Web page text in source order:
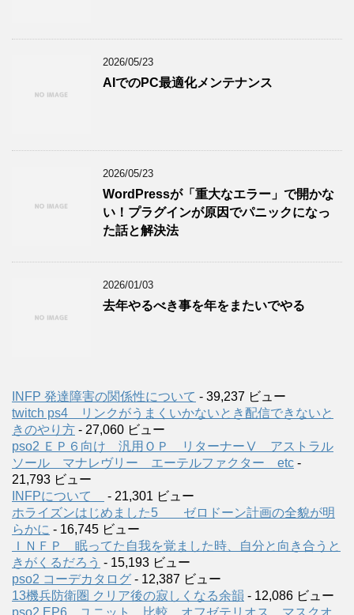
2026/05/23
AIでのPC最適化メンテナンス
2026/05/23
WordPressが「重大なエラー」で開かな
い！プラグインが原因でパニックになっ
た話と解決法
2026/01/03
去年やるべき事を年をまたいでやる
INFP 発達障害の関係性について - 39,237 ビュー
twitch ps4 リンクがうまくいかないとき配信できないと
きのやり方 - 27,060 ビュー
pso2 ＥＰ６向け 汎用ＯＰ リターナーⅤ アストラル
ソール マナレヴリー エーテルファクター etc -
21,793 ビュー
INFPについて
- 21,301 ビュー
ホライズンはじめました5 ゼロドーン計画の全貌が明
らかに - 16,745 ビュー
ＩＮＦＰ 眠ってた自我を覚ました時、自分と向き合うと
きがくるだろう - 15,193 ビュー
pso2 コーデカタログ - 12,387 ビュー
13機兵防衛圏 クリア後の寂しくなる余韻 - 12,086 ビュー